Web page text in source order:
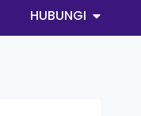
HUBUNGI